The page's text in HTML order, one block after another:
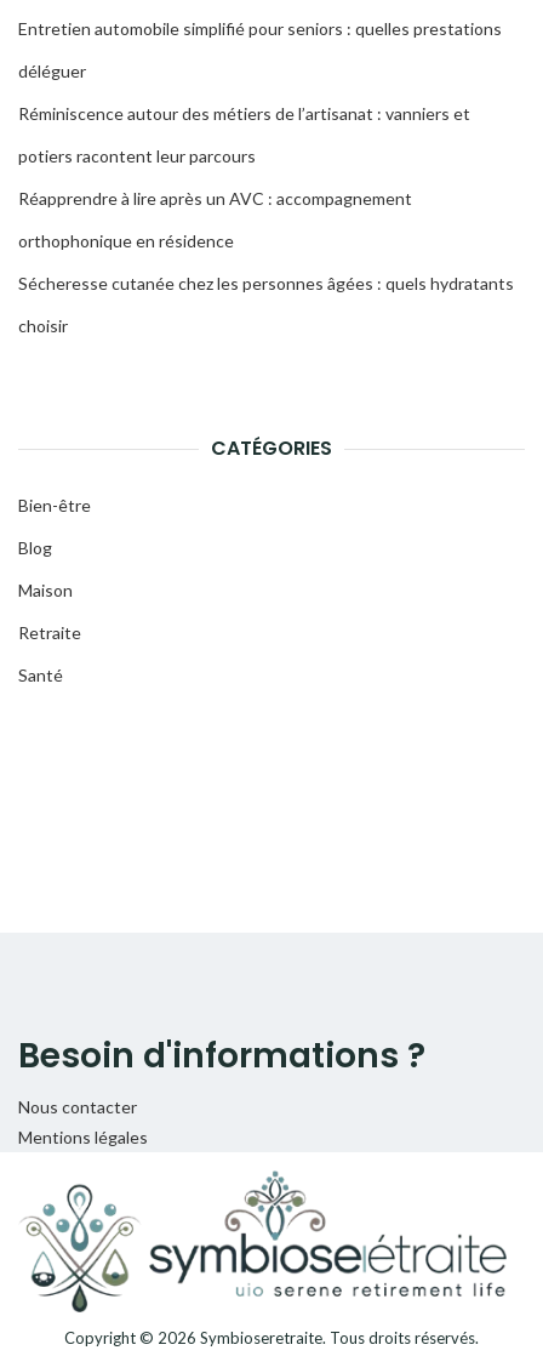
Entretien automobile simplifié pour seniors : quelles prestations
déléguer
Réminiscence autour des métiers de l’artisanat : vanniers et
potiers racontent leur parcours
Réapprendre à lire après un AVC : accompagnement
orthophonique en résidence
Sécheresse cutanée chez les personnes âgées : quels hydratants
choisir
CATÉGORIES
Bien-être
Blog
Maison
Retraite
Santé
Besoin d'informations ?
Nous contacter
Mentions légales
Copyright © 2026 Symbioseretraite. Tous droits réservés.